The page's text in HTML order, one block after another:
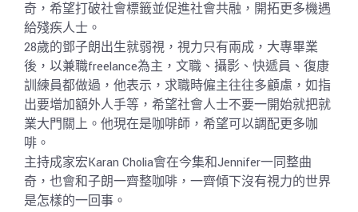
奇，希望打破社會標籤並促進社會共融，開拓更多機遇
給殘疾人士。
28歲的鄧子朗出生就弱視，視力只有兩成，大專畢業
後，以兼職freelance為主，文職、攝影、快遞員、復康
訓練員都做過，他表示，求職時僱主往往多顧慮，如指
出要增加額外人手等，希望社會人士不要一開始就把就
業大門關上。他現在是咖啡師，希望可以調配更多咖
啡。
主持成家宏Karan Cholia會在今集和Jennifer一同整曲
奇，也會和子朗一齊整咖啡，一齊傾下沒有視力的世界
是怎樣的一回事。